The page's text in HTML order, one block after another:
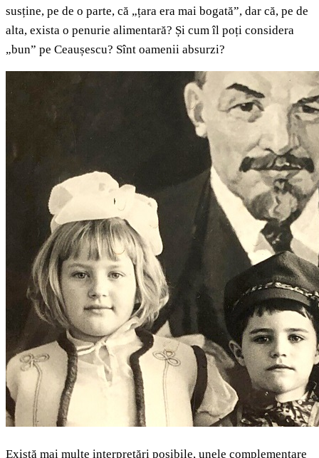
susține, pe de o parte, că „țara era mai bogată”, dar că, pe de
alta, exista o penurie alimentară? Și cum îl poți considera
„bun” pe Ceaușescu? Sînt oamenii absurzi?
Există mai multe interpretări posibile, unele complementare